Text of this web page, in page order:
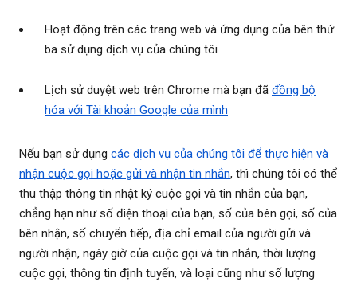
Hoạt động trên các trang web và ứng dụng của bên thứ
ba sử dụng dịch vụ của chúng tôi
Lịch sử duyệt web trên Chrome mà bạn đã đồng bộ
hóa với Tài khoản Google của mình
Nếu bạn sử dụng các dịch vụ của chúng tôi để thực hiện và
nhận cuộc gọi hoặc gửi và nhận tin nhắn, thì chúng tôi có thể
thu thập thông tin nhật ký cuộc gọi và tin nhắn của bạn,
chẳng hạn như số điện thoại của bạn, số của bên gọi, số của
bên nhận, số chuyển tiếp, địa chỉ email của người gửi và
người nhận, ngày giờ của cuộc gọi và tin nhắn, thời lượng
cuộc gọi, thông tin định tuyến, và loại cũng như số lượng